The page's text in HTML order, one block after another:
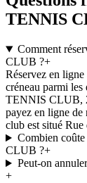
TENNIS
Comment
CLUB ?+
Réservez en
créneau parmi
TENNIS CLUB,
payez en ligne de
club est situé
Combien
CLUB ?+
Peut-on
+